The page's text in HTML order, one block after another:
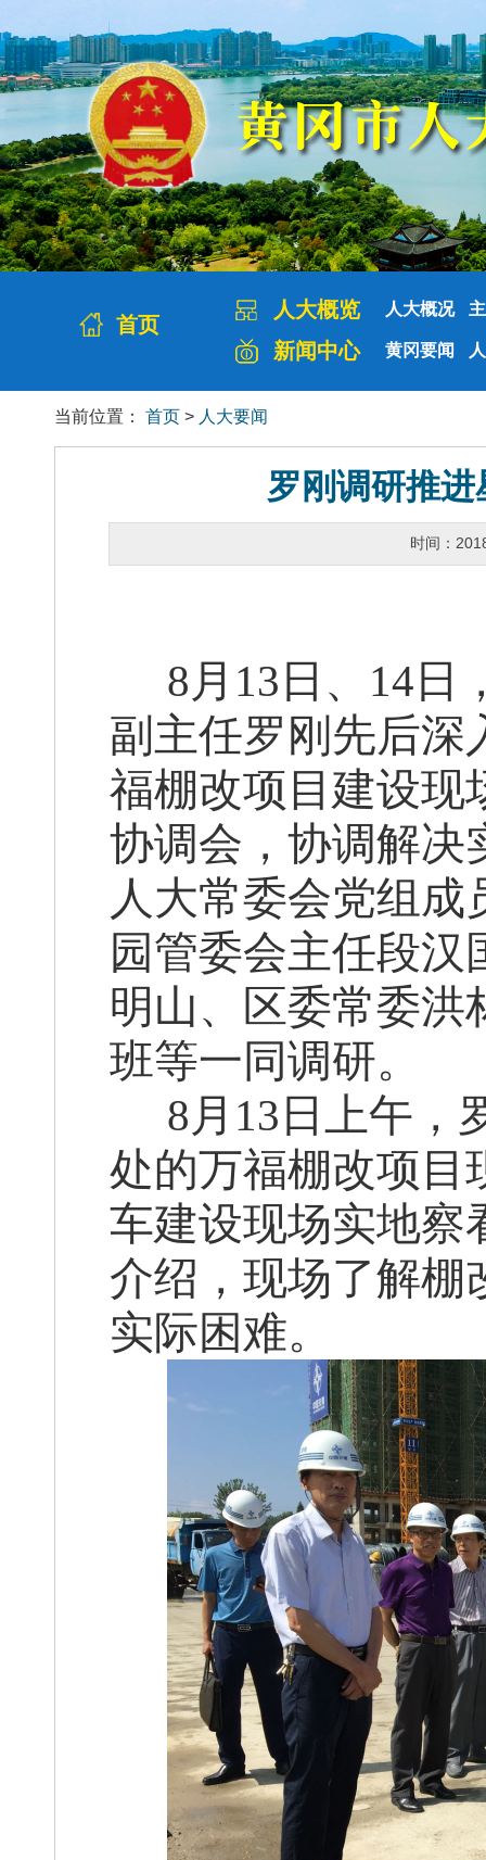
首页
人大概览 人大概况
新闻中心 黄冈要闻
当前位置： 首页 > 人大要闻
罗刚调研推
时间：
8月13日、14日
副主任罗刚先后深
福棚改项目建设现
协调会，协调解决
人大常委会党组
园管委会主任段
明山、区委常委洪
班等一同调研。
8月13日上午，
处的万福棚改项目
车建设现场实地察
介绍，现场了解棚
实际困难。